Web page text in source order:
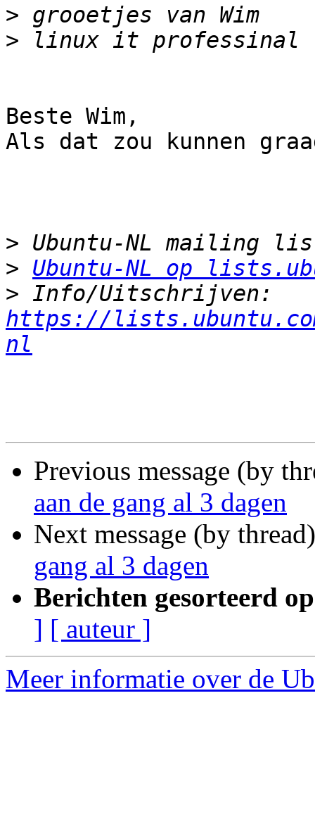
>
>
Beste Wim,
Als dat zou kunnen
>
> Ubuntu-NL op
>
https://
nl
Previous message (by
aan de gang al 3 dagen
Next message (by
gang al 3 dagen
Berichten gesorteerd
] [ auteur ]
Meer informatie over de